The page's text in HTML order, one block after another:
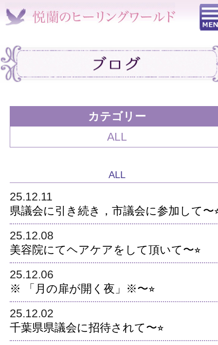
カテゴリー
ALL
ALL
25.12.11
県議会に引き続き，市議会に参加して〜
25.12.08
美容院にてヘアケアをして頂いて〜⭐︎
25.12.06
※ 「月の扉が開く夜」※〜⭐︎
25.12.02
千葉県県議会に招待されて〜⭐︎